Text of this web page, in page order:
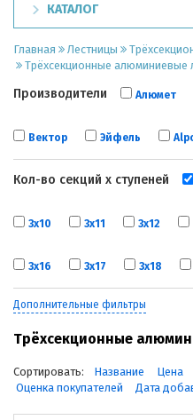
КАТАЛОГ
Главная Лестницы
Трёхсекционные алюминиевые
Производители Алюмет
Вектор Эйфель
Кол-во секций х ступеней
3х10 3х11 3х12
3х16 3х17 3х18
Дополнительные фильтры
Трёхсекционные
Сортировать: Название Цена
Оценка покупателей
Дата